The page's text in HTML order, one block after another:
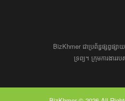
BizKhmer ​ជា​​ប្រព័ន្ធ​ផ្សព្វផ្
ទ្រព្យ។ ​ក្រុម​​ការងារ​